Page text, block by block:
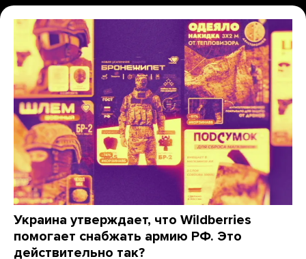
Украина утверждает, что Wildberries
помогает снабжать армию РФ. Это
действительно так?